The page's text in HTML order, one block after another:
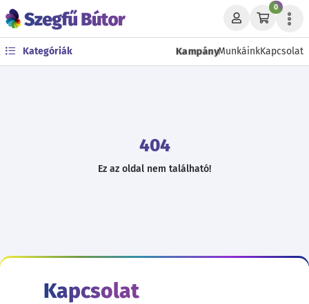
0
Kategóriák KampányMunkáinkKapcsolat
404
Ez az oldal nem található!
Kapcsolat